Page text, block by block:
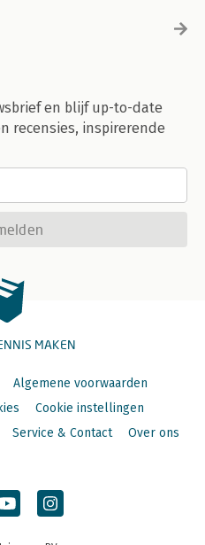
en blijf up-to-date
recensies, inspirerende
MAKEN
Algemene voorwaarden
Cookie instellingen
Service & Contact Over ons